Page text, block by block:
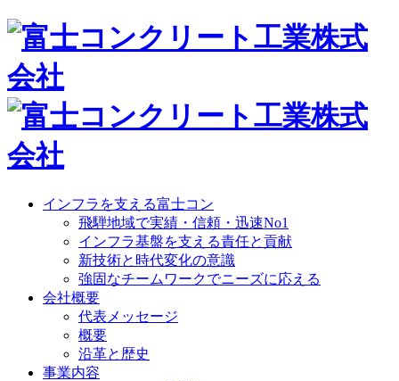
インフラを支える富士コン
飛騨地域で実績・信頼・迅速No1
インフラ基盤を支える責任と貢献
新技術と時代変化の意識
強固なチームワークでニーズに応える
会社概要
代表メッセージ
概要
沿革と歴史
事業内容